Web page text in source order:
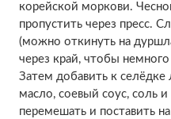
корейской моркови.
пропустить через пресс.
(можно откинуть на
через край, чтобы немного
Затем добавить к селёдке
масло, соевый соус, соль
перемешать и поставить на